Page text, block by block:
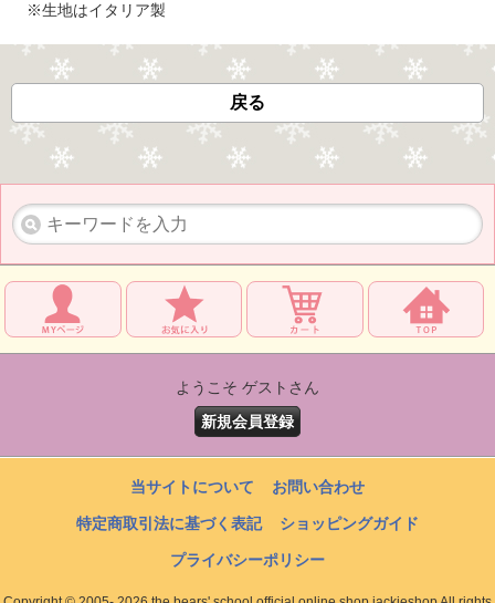
※生地はイタリア製
戻る
ようこそ ゲストさん
新規会員登録
当サイトについて お問い合わせ
特定商取引法に基づく表記 ショッピングガイド
プライバシーポリシー